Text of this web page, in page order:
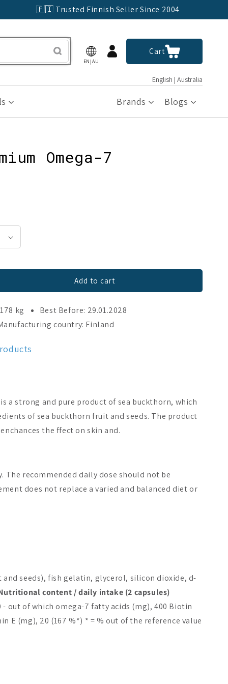
🇫🇮 Trusted Finnish Seller Since 2004
EN|AU
Log
in
CartCart
English | Australia
Brands Blogs
Krill Oil
Omega-7
Add to cart
kg
Best Before: 29.01.2028
country: Finland
a strong and pure product of sea buckthorn, which
of sea buckthorn fruit and seeds. The product
the ffect on skin and.
The recommended daily dose should not be
does not replace a varied and balanced diet or
seeds), fish gelatin, glycerol, silicon dioxide, d-
content / daily intake (2 capsules)
out of which omega-7 fatty acids (mg), 400 Biotin
E (mg), 20 (167 %*) * = % out of the reference value